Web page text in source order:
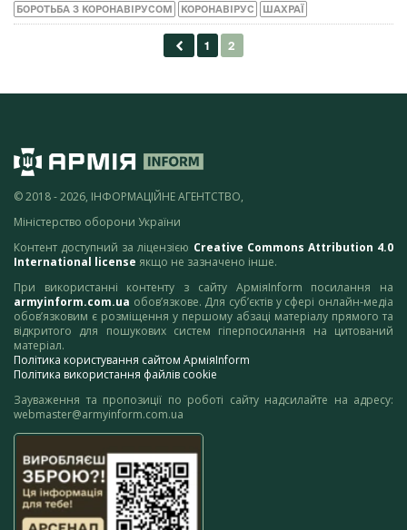
БОРОТЬБА З КОРОНАВІРУСОМ КОРОНАВІРУС ШАХРАЇ
© 2018 - 2026, ІНФОРМАЦІЙНЕ АГЕНТСТВО,
Міністерство оборони України
Контент доступний за ліцензією Creative Commons Attribution 4.0
International license якщо не зазначено інше.
При використанні контенту з сайту АрміяInform посилання на
armyinform.com.ua обов’язкове. Для суб’єктів у сфері онлайн-медіа
обов’язковим є розміщення у першому абзаці матеріалу прямого та
відкритого для пошукових систем гіперпосилання на цитований
матеріал.
Політика користування сайтом АрміяInform
Політика використання файлів cookie
Зауваження та пропозиції по роботі сайту надсилайте на адресу:
webmaster@armyinform.com.ua